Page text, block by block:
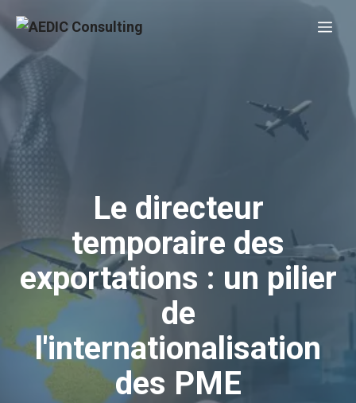
au
contenu
Le directeur
temporaire des
exportations : un pilier
de
l'internationalisation
des PME